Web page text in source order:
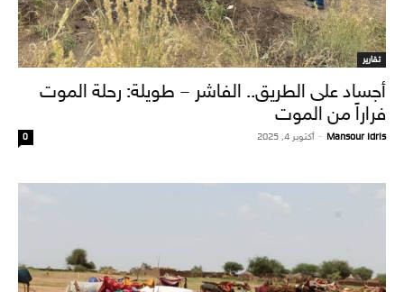
تقارير
أجساد على الطريق.. الفاشر – طويلة: رحلة الموت
فراراً من الموت
Mansour Idris
- أكتوبر 4, 2025 0